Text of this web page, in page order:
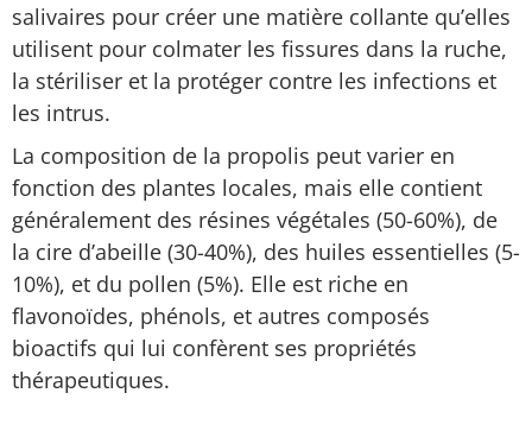
salivaires pour créer une matière collante qu’elles
utilisent pour colmater les fissures dans la ruche,
la stériliser et la protéger contre les infections et
les intrus.
La composition de la propolis peut varier en
fonction des plantes locales, mais elle contient
généralement des résines végétales (50-60%), de
la cire d’abeille (30-40%), des huiles essentielles (5-
10%), et du pollen (5%). Elle est riche en
flavonoïdes, phénols, et autres composés
bioactifs qui lui confèrent ses propriétés
thérapeutiques.